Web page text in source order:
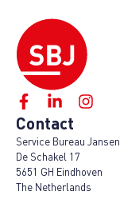
Contact
Service Bureau Jansen
De Schakel 17
5651 GH Eindhoven
The Netherlands